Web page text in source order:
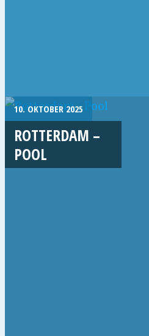
10. OKTOBER 2025
ROTTERDAM –
POOL